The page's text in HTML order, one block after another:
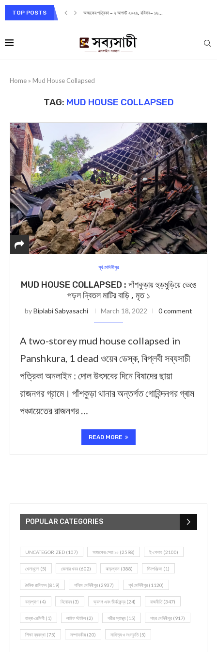
TOP POSTS আজকের পত্রিকা – ২ আগস্ট ২০২৬, রবিবার– ১৬...
Home » Mud House Collapsed
TAG: MUD HOUSE COLLAPSED
পূর্ব মেদিনীপুর
MUD HOUSE COLLAPSED : পাঁশকুড়ায় হুড়মুড়িয়ে ভেঙে
পড়ল দ্বিতল মাটির বাড়ি , মৃত ১
byBiplabi Sabyasachi March 18, 2022 0 comment
A two-storey mud house collapsed in
Panshkura, 1 dead ওয়েব ডেস্ক, বিপ্লবী সব্যসাচী
পত্রিকা অনলাইন : দোল উৎসবের দিনে বিষাদের ছায়া
রাজনগর গ্রামে। পাঁশকুড়া থানার অন্তর্গত গোবিন্দনগর গ্ৰাম
পঞ্চায়েতের রাজনগর …
READ MORE
POPULAR CATEGORIES
UNCATEGORIZED (107) আজকের সেরা ১০ (2598) ই-পেপার (2100)
খেলাধূলো (5) জেলার খবর (602) ঝাড়গ্রাম (388) দিনপঞ্জিকা (1)
দৈনিক রাশিফল (819) পশ্চিম মেদিনীপুর (2937) পূর্ব মেদিনীপুর (1120)
বন্যপ্রাণ (4) বিনোদন(3) ভ্রমণ এবং তীর্থকেন্দ্র (24) রাজনীতি(347)
রান্না-রেসিপী (1) লাইফ স্টাইল (2) শরীর স্বাস্থ্য (15) শহর মেদিনীপুর (917)
শিক্ষা ব্যবস্থা (75) সম্পাদকীয় (20) সাহিত্য ও সংস্কৃতি(5)